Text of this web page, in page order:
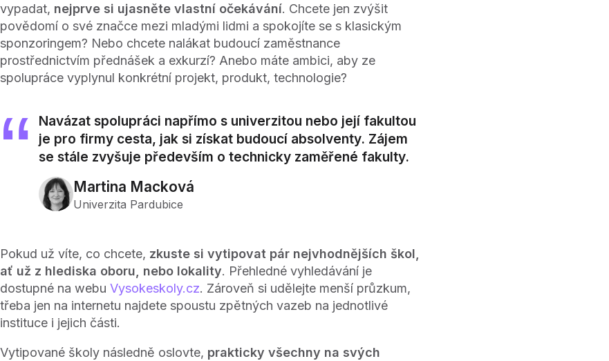
vypadat, nejprve si ujasněte vlastní očekávání. Chcete jen zvýšit
povědomí o své značce mezi mladými lidmi a spokojíte se s klasickým
sponzoringem? Nebo chcete nalákat budoucí zaměstnance
prostřednictvím přednášek a exkurzí? Anebo máte ambici, aby ze
spolupráce vyplynul konkrétní projekt, produkt, technologie?
Navázat spolupráci napřímo s univerzitou nebo její fakultou
je pro firmy cesta, jak si získat budoucí absolventy. Zájem
se stále zvyšuje především o technicky zaměřené fakulty.
Martina Macková
Univerzita Pardubice
Pokud už víte, co chcete, zkuste si vytipovat pár nejvhodnějších škol,
ať už z hlediska oboru, nebo lokality. Přehledné vyhledávání je
dostupné na webu Vysokeskoly.cz. Zároveň si udělejte menší průzkum,
třeba jen na internetu najdete spoustu zpětných vazeb na jednotlivé
instituce i jejich části.
Vytipované školy následně oslovte, prakticky všechny na svých